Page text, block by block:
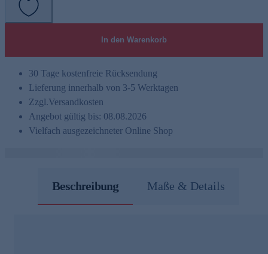
In den Warenkorb
30 Tage kostenfreie Rücksendung
Lieferung innerhalb von 3-5 Werktagen
Zzgl.Versandkosten
Angebot gültig bis: 08.08.2026
Vielfach ausgezeichneter Online Shop
Beschreibung Maße & Details